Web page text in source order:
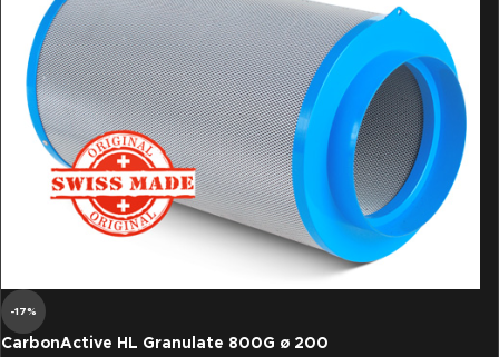
-17%
CarbonActive HL Granulate 800G ø 200